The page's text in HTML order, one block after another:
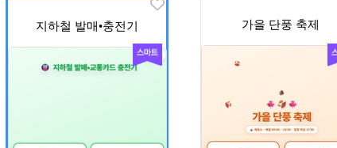
지하철 발매•충전기 가을 단풍 축제